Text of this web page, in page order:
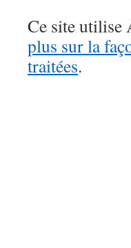
Ce site utilise
plus sur la
traitées.